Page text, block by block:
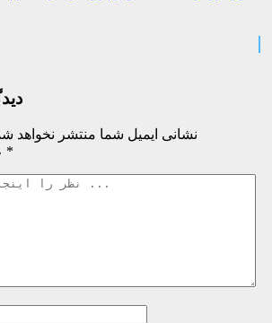
نشانی ایمیل شما منتشر نخواهد
*